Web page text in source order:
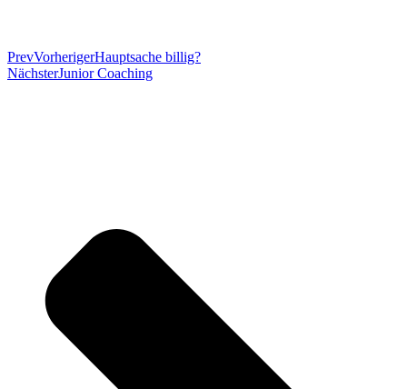
PrevVorherigerHauptsache billig?
NächsterJunior Coaching